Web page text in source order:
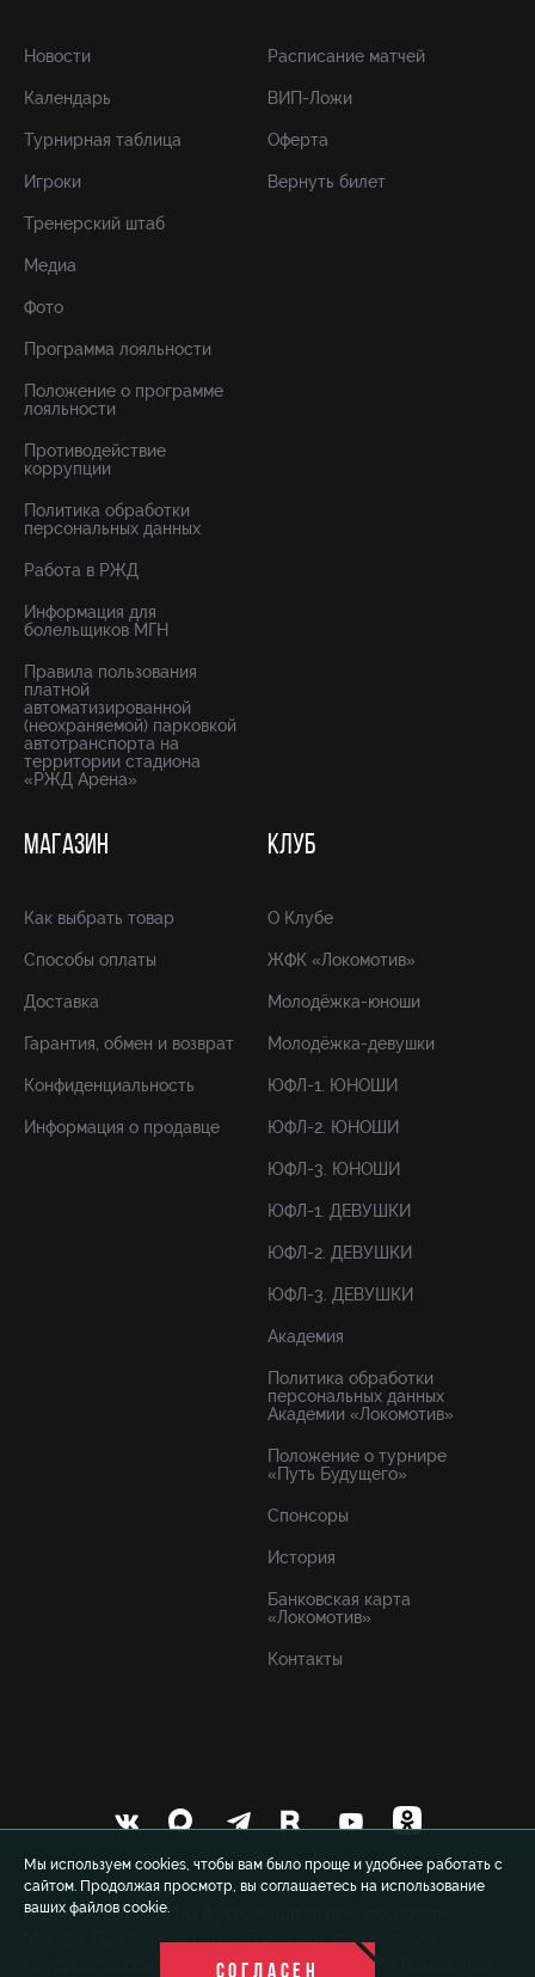
Мы используем cookies, чтобы вам было проще и удобнее работать с
сайтом. Продолжая просмотр, вы соглашаетесь на использование
ваших файлов cookie.
Новости
Календарь
Турнирная таблица
Игроки
Тренерский штаб
Медиа
Фото
Программа лояльности
Положение о программе
лояльности
Противодействие
коррупции
Политика обработки
персональных данных
Работа в РЖД
Информация для
болельщиков МГН
Правила пользования
платной
автоматизированной
(неохраняемой) парковкой
автотранспорта на
территории стадиона
«РЖД Арена»
Расписание матчей
ВИП-Ложи
Оферта
Вернуть билет
МАГАЗИН
Как выбрать товар
Способы оплаты
Доставка
Гарантия, обмен и возврат
Конфиденциальность
Информация о продавце
КЛУБ
О Клубе
ЖФК «Локомотив»
Молодёжка-юноши
Молодёжка-девушки
ЮФЛ-1. ЮНОШИ
ЮФЛ-2. ЮНОШИ
ЮФЛ-3. ЮНОШИ
ЮФЛ-1. ДЕВУШКИ
ЮФЛ-2. ДЕВУШКИ
ЮФЛ-3. ДЕВУШКИ
Академия
Политика обработки
персональных данных
Академии «Локомотив»
Положение о турнире
«Путь Будущего»
Спонсоры
История
Банковская карта
«Локомотив»
Контакты
© 1999-2026 FCLM.RU Футбольный клуб «Локомотив»
Москва. При полном или частичном использовании
материалов ссылка на официальный сайт ФК «Локомотив»